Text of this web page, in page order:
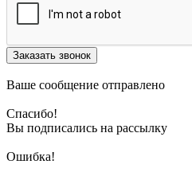
Заказать звонок
Ваше сообщение отправлено
Спасибо!
Вы подписались на рассылку
Ошибка!